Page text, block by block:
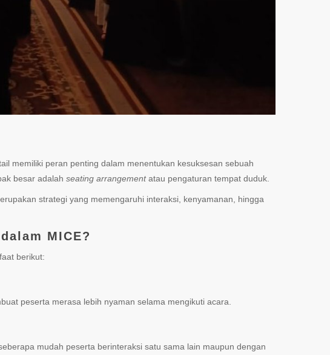
memiliki peran penting dalam menentukan kesuksesan sebuah
besar adalah seating arrangementatau pengaturan tempat duduk.
strategi yang memengaruhi interaksi, kenyamanan, hingga
MICE?
berikut:
peserta merasa lebih nyaman selama mengikuti acara.
mudah peserta berinteraksi satu sama lain maupun dengan